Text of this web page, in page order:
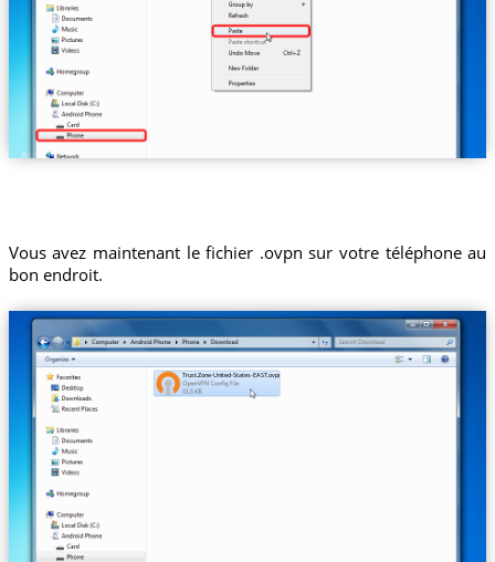
Vous avez maintenant le fichier .ovpn sur votre téléphone au
bon endroit.
Trust.Zone-United-States-EAST.ovpn